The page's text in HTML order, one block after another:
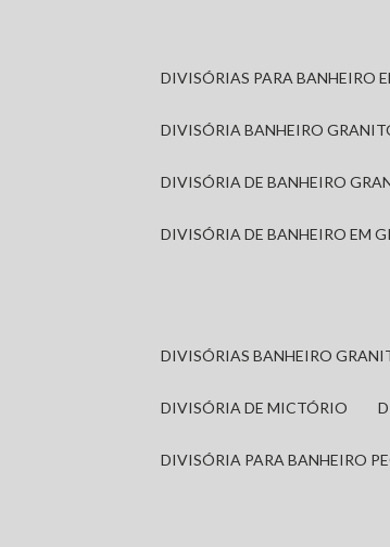
DIVISÓRIAS PARA BANHEIRO
DIVISÓRIA BANHEIRO
DIVISÓRIA DE BANHEIRO
DIVISÓRIA DE BANHEIRO EM
DIVISÓRIAS BANHEIRO
DIVISÓRIA DE MICTÓRIO
DIVISÓRIA PARA BANHEIRO